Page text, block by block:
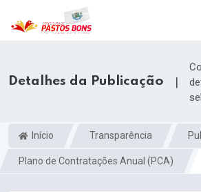
Detalhes da Publicação |
Início Transparência
Plano de Contratações Anual (PCA)